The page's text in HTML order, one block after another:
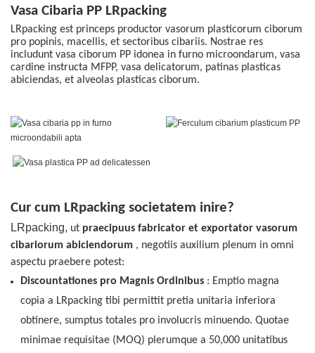
Vasa Cibaria PP LRpacking
LRpacking est princeps productor vasorum plasticorum ciborum
pro popinis, macellis, et sectoribus cibariis. Nostrae res
includunt vasa ciborum PP idonea in furno microondarum, vasa
cardine instructa MFPP, vasa delicatorum, patinas plasticas
abiciendas, et alveolas plasticas ciborum.
Cur cum LRpacking societatem inire?
LRpacking, ut praecipuus fabricator et exportator vasorum
cibariorum abiciendorum , negotiis auxilium plenum in omni
aspectu praebere potest:
Discountationes pro Magnis Ordinibus : Emptio magna
copia a LRpacking tibi permittit pretia unitaria inferiora
obtinere, sumptus totales pro involucris minuendo. Quotae
minimae requisitae (MOQ) plerumque a 50,000 unitatibus